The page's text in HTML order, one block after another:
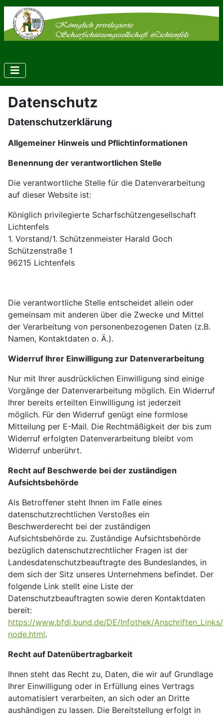
Datenschutz
Datenschutzerklärung
Allgemeiner Hinweis und Pflichtinformationen
Benennung der verantwortlichen Stelle
Die verantwortliche Stelle für die Datenverarbeitung
auf dieser Website ist:
Königlich privilegierte Scharfschützengesellschaft
Lichtenfels
1. Vorstand/1. Schützenmeister Harald Goch
Schützenstraße 1
96215 Lichtenfels
Die verantwortliche Stelle entscheidet allein oder
gemeinsam mit anderen über die Zwecke und Mittel
der Verarbeitung von personenbezogenen Daten (z.B.
Namen, Kontaktdaten o. Ä.).
Widerruf Ihrer Einwilligung zur Datenverarbeitung
Nur mit Ihrer ausdrücklichen Einwilligung sind einige
Vorgänge der Datenverarbeitung möglich. Ein Widerruf
Ihrer bereits erteilten Einwilligung ist jederzeit
möglich. Für den Widerruf genügt eine formlose
Mitteilung per E-Mail. Die Rechtmäßigkeit der bis zum
Widerruf erfolgten Datenverarbeitung bleibt vom
Widerruf unberührt.
Recht auf Beschwerde bei der zuständigen
Aufsichtsbehörde
Als Betroffener steht Ihnen im Falle eines
datenschutzrechtlichen Verstoßes ein
Beschwerderecht bei der zuständigen
Aufsichtsbehörde zu. Zuständige Aufsichtsbehörde
bezüglich datenschutzrechtlicher Fragen ist der
Landesdatenschutzbeauftragte des Bundeslandes, in
dem sich der Sitz unseres Unternehmens befindet. Der
folgende Link stellt eine Liste der
Datenschutzbeauftragten sowie deren Kontaktdaten
bereit:
https://www.bfdi.bund.de/DE/Infothek/
node.html.
Recht auf Datenübertragbarkeit
Ihnen steht das Recht zu, Daten, die wir auf Grundlage
Ihrer Einwilligung oder in Erfüllung eines Vertrags
automatisiert verarbeiten, an sich oder an Dritte
aushändigen zu lassen. Die Bereitstellung erfolgt in